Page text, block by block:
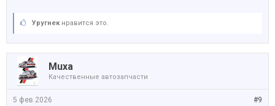
Уругнекнравится это.
Muxa
Качественные автозапчасти
#9
5 фев 2026